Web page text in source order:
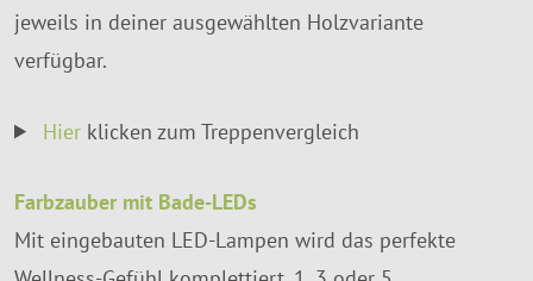
jeweils in deiner ausgewählten Holzvariante
verfügbar.
Hier klicken zum Treppenvergleich
Farbzauber mit Bade-LEDs
Mit eingebauten LED-Lampen wird das perfekte